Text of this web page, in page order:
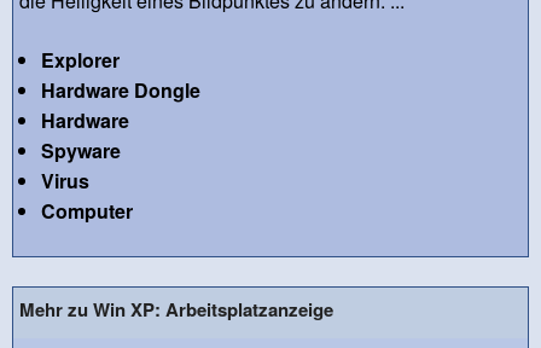
Explorer
Hardware Dongle
Hardware
Spyware
Virus
Computer
Mehr zu Win XP: Arbeitsplatzanzeige